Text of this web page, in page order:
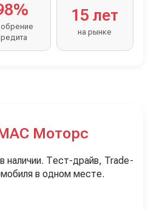
15 лет
на рынке
Моторс
наличии. Тест-драйв, Trade-
в одном месте.